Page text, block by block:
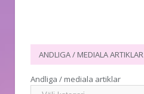
ANDLIGA / MEDIALA ARTIKLAR
Andliga / mediala artiklar